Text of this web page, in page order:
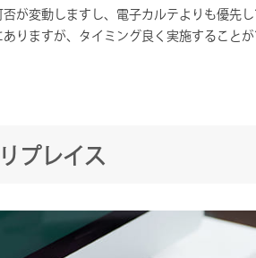
が変動しますし、電子カルテよりも優先
りますが、タイミング良く実施すること
プレイス